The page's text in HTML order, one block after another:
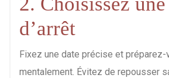
d’arrêt
Fixez une date précise et préparez-
mentalement. Évitez de repousser